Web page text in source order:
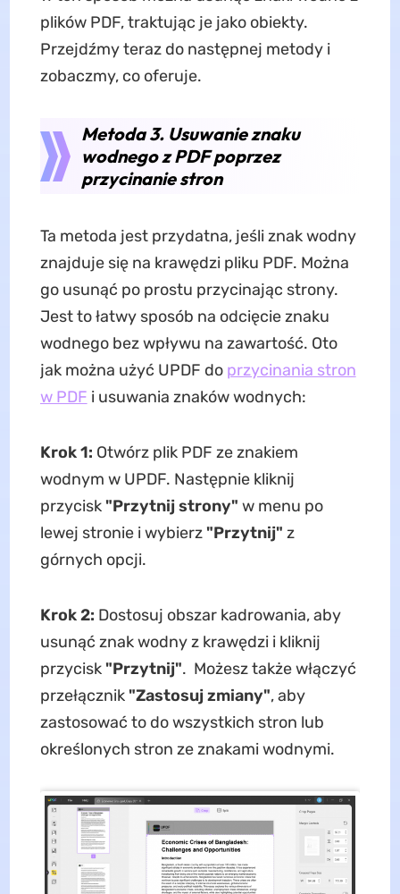
plików PDF, traktując je jako obiekty.
Przejdźmy teraz do następnej metody i
zobaczmy, co oferuje.
Metoda 3. Usuwanie znaku
wodnego z PDF poprzez
przycinanie stron
Ta metoda jest przydatna, jeśli znak wodny
znajduje się na krawędzi pliku PDF. Można
go usunąć po prostu przycinając strony.
Jest to łatwy sposób na odcięcie znaku
wodnego bez wpływu na zawartość. Oto
jak można użyć UPDF do przycinania stron
w PDF i usuwania znaków wodnych:
Krok 1: Otwórz plik PDF ze znakiem
wodnym w UPDF. Następnie kliknij
przycisk"Przytnij strony" w menu po
lewej stronie i wybierz "Przytnij" z
górnych opcji.
Krok 2: Dostosuj obszar kadrowania, aby
usunąć znak wodny z krawędzi i kliknij
przycisk "Przytnij". Możesz także włączyć
przełącznik "Zastosuj zmiany", aby
zastosować to do wszystkich stron lub
określonych stron ze znakami wodnymi.